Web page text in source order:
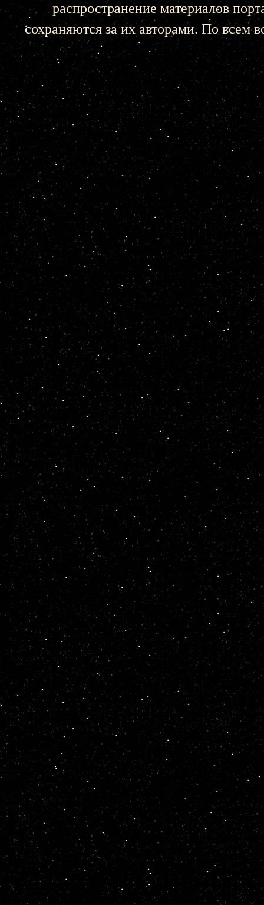
распространение материалов
сохраняются за их авторами. По всем